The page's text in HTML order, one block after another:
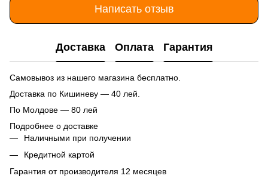
Написать отзыв
Доставка Оплата Гарантия
Самовывоз из нашего магазина бесплатно.
Доставка по Кишиневу — 40 лей.
По Молдове — 80 лей
Подробнее о доставке
Наличными при получении
Кредитной картой
Гарантия от производителя 12 месяцев